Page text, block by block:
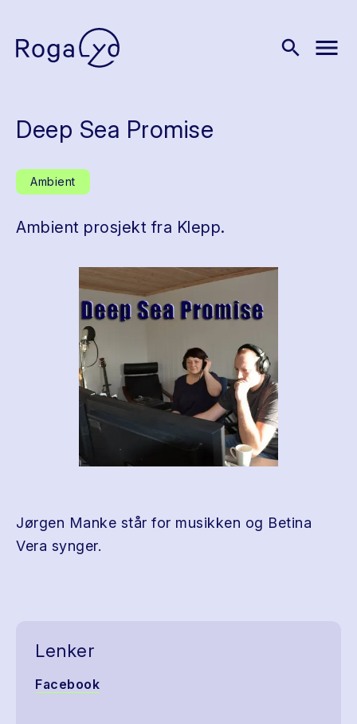
search menu
Deep Sea Promise
Ambient
Ambient prosjekt fra Klepp.
Jørgen Manke står for musikken og Betina
Vera synger.
Lenker
Facebook